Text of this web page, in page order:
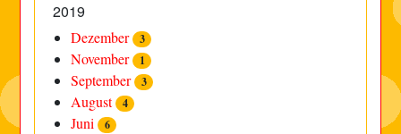
2019
Dezember 3
November 1
September 3
August 4
Juni 6